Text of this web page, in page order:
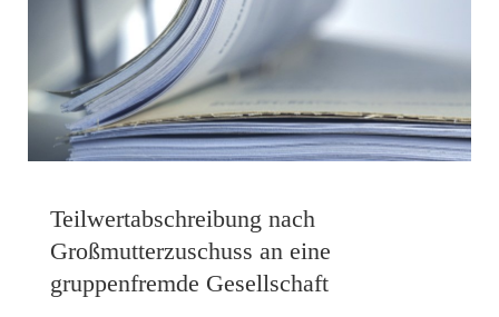
Teilwertabschreibung nach
Großmutterzuschuss an eine
gruppenfremde Gesellschaft